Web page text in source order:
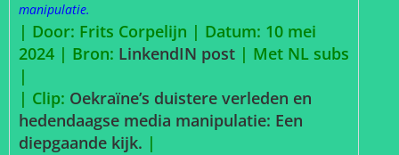
manipulatie.
| Door: Frits Corpelijn | Datum: 10 mei
2024 | Bron: LinkendIN post | Met NL subs
|
| Clip: Oekraïne’s duistere verleden en
hedendaagse media manipulatie: Een
diepgaande kijk. |